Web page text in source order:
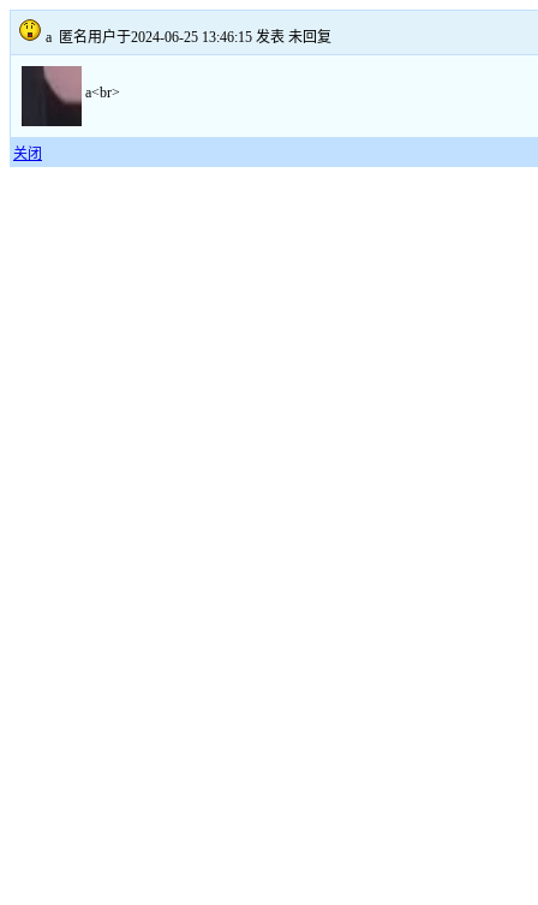
a 匿名用户于2024-06-25 13:46:15 发表 未回复
a<br>
关闭